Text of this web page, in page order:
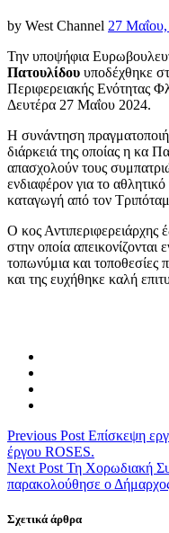
by West Channel Posted
27
Την υποψήφια
Πατουλίδου υποδέχθηκε
Περιφερειακής Ενότητας
Δευτέρα 27 Μαΐου 2024.
Η συνάντηση
διάρκειά της οποίας η κα
απασχολούν τους
ενδιαφέρον για το
καταγωγή από τον
Ο κος
στην οποία απεικονίζονται
τοπωνύμια και
και της ευχήθηκε καλή
Previous Post Επίσκεψη
έργου ROSES.
Next Post Τη Χορωδιακή
παρακολούθησε ο
Σχετικά άρθρα